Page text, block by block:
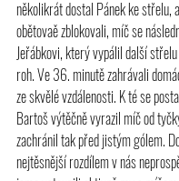
několikrát dostal Pánek ke střelu,
obětovaě zblokovali, míč se
Jeřábkovi, který vypálil další
roh. Ve 36. minutě zahrávali
ze skvělé vzdálenosti. K té se
Bartoš výtěčně vyrazil míč od
zachránil tak před jistým gólem.
nejtěsnější rozdílem v nás